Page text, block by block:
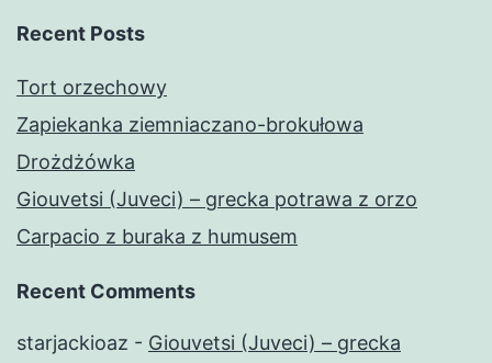
Recent Posts
Tort orzechowy
Zapiekanka ziemniaczano-brokułowa
Drożdżówka
Giouvetsi (Juveci) – grecka potrawa z orzo
Carpacio z buraka z humusem
Recent Comments
starjackioaz - Giouvetsi (Juveci) – grecka